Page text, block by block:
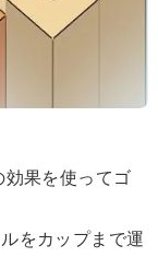
果を使ってゴ
をカップまで運